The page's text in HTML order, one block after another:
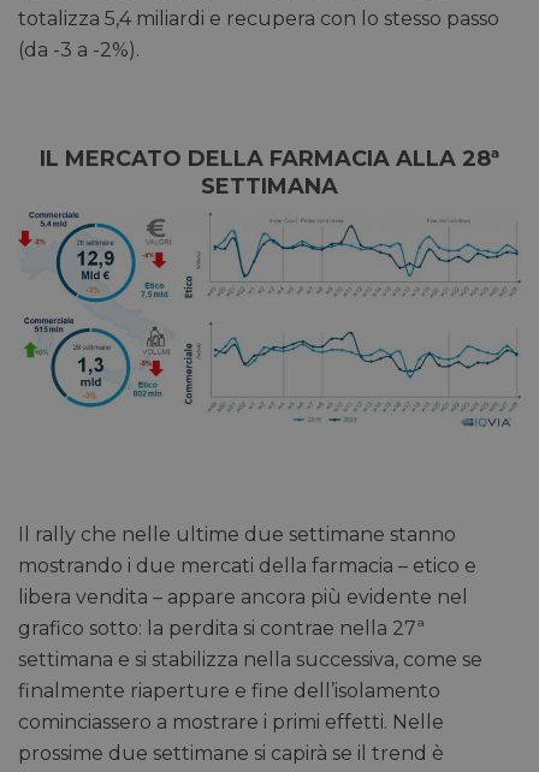
totalizza 5,4 miliardi e recupera con lo stesso passo
(da -3 a -2%).
IL MERCATO DELLA FARMACIA ALLA 28ª
SETTIMANA
Il rally che nelle ultime due settimane stanno
mostrando i due mercati della farmacia – etico e
libera vendita – appare ancora più evidente nel
grafico sotto: la perdita si contrae nella 27ª
settimana e si stabilizza nella successiva, come se
finalmente riaperture e fine dell’isolamento
cominciassero a mostrare i primi effetti. Nelle
prossime due settimane si capirà se il trend è